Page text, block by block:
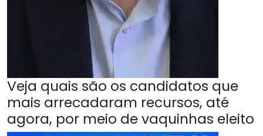
Veja quais são os candidatos que
mais arrecadaram recursos, até
agora, por meio de vaquinhas eleito